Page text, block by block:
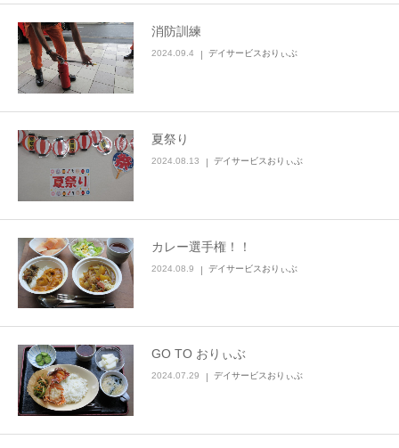
消防訓練
2024.09.4 デイサービスおりぃぶ
夏祭り
2024.08.13 デイサービスおりぃぶ
カレー選手権！！
2024.08.9 デイサービスおりぃぶ
GO TO おりぃぶ
2024.07.29 デイサービスおりぃぶ